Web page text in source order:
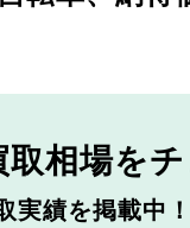
取相場を
実績を掲載中！